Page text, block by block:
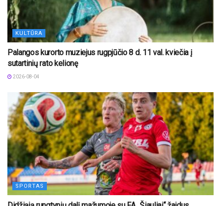
KULTŪRA
Palangos kurorto muziejus rugpjūčio 8 d. 11 val. kviečia į
sutartinių rato kelionę
2026-08-04
SPORTAS